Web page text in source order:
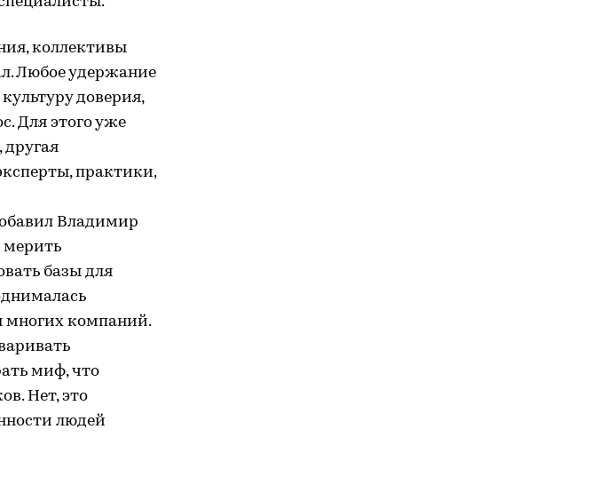
коллективы
Любое удержание
доверия,
Для этого уже
практики,
Владимир
мерить
базы для
многих компаний.
миф, что
Нет, это
людей